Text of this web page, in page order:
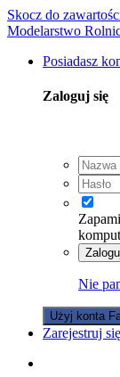
Skocz do
Modelarstwo
Posiadasz
Zaloguj się
Nie
Użyj konta
Zarejestruj się